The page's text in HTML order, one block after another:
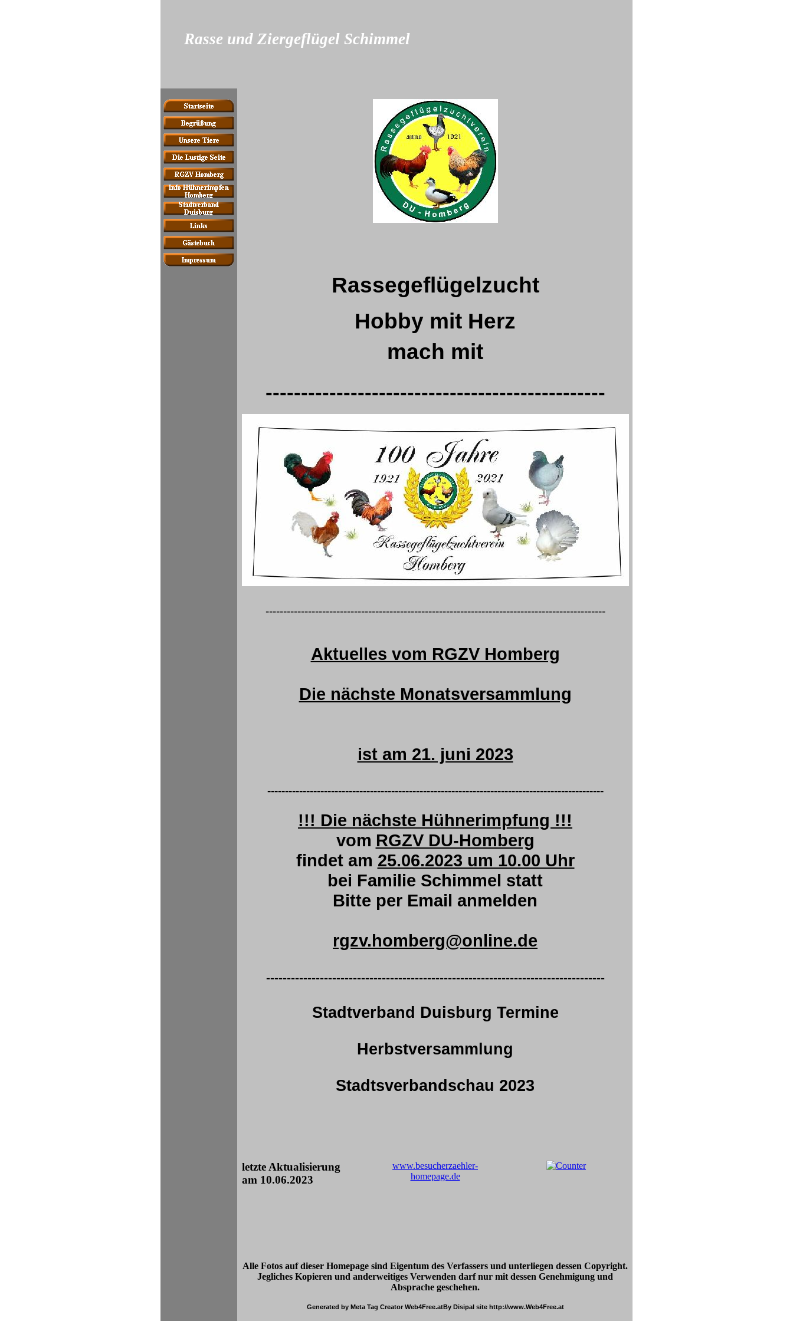
Rasse und Ziergeflügel Schimmel
Rassegeflügelzucht
Hobby mit Herz
mach mit
------------------------------------------------
------------------------------------------------------------------------------------------------
Aktuelles vom RGZV Homberg
Die nächste Monatsversammlung
ist am 21. juni 2023
-----------------------------------------------------------------------------------------------
!!! Die nächste Hühnerimpfung !!!
vom RGZV DU-Homberg
findet am 25.06.2023 um 10.00 Uhr
bei Familie Schimmel statt
Bitte per Email anmelden
rgzv.homberg@online.de
----------------------------------------------------------------------------------
Stadtverband Duisburg Termine
Herbstversammlung
Stadtsverbandschau 2023
letzte Aktualisierung
am 10.06.2023
www.besucherzaehler-
homepage.de
Alle Fotos auf dieser Homepage sind Eigentum des Verfassers und unterliegen dessen Copyright.
Jegliches Kopieren und anderweitiges Verwenden darf nur mit dessen Genehmigung und
Absprache geschehen.
Generated by Meta Tag Creator Web4Free.atBy Disipal site http://www.Web4Free.at